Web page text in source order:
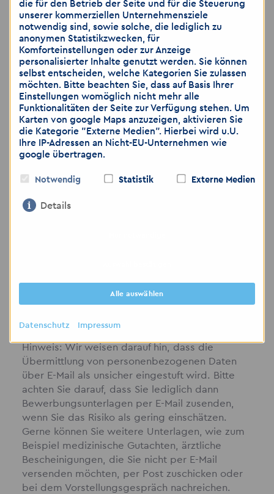
Rex Madrian
Gesellschaft mit beschränkter Haftung
HRB 64007 AG Charlottenburg
Sitz: Berlin
Wir weisen darauf hin, dass die
Übermittlung von personenbezogenen
Daten über E-Mail sowie per WhatsApp als
unsicher eingestuft wird. Bitte achten Sie
Bewerbungsunterlagen zusenden, wenn
sie das Risiko als gering einschätzen.
möchten, per Post zuschicken oder bei
Hinweis: Wir weisen darauf hin, dass die
Übermittlung von personenbezogenen Daten
über E-Mail als unsicher eingestuft wird. Bitte
achten Sie darauf, dass Sie lediglich dann
Bewerbungsunterlagen per E-Mail zusenden,
wenn Sie das Risiko als gering einschätzen.
Gerne können Sie weitere Unterlagen, wie zum
Beispiel medizinische Gutachten, ärztliche
Bescheinigungen, die Sie nicht per E-Mail
versenden möchten, per Post zuschicken oder
bei dem Vorstellungsgespräch nachreichen.
die für den Betrieb der Seite und für die Steuerung
unserer kommerziellen Unternehmensziele
notwendig sind, sowie solche, die lediglich zu
anonymen Statistikzwecken, für
Komforteinstellungen oder zur Anzeige
personalisierter Inhalte genutzt werden. Sie können
selbst entscheiden, welche Kategorien Sie zulassen
möchten. Bitte beachten Sie, dass auf Basis Ihrer
Einstellungen womöglich nicht mehr alle
Funktionalitäten der Seite zur Verfügung stehen. Um
Karten von google Maps anzuzeigen, aktivieren Sie
die Kategorie "Externe Medien". Hierbei wird u.U.
Ihre IP-Adressen an Nicht-EU-Unternehmen wie
google übertragen.
Notwendig Statistik Externe Medien
Details
Alle auswählen
Datenschutz Impressum